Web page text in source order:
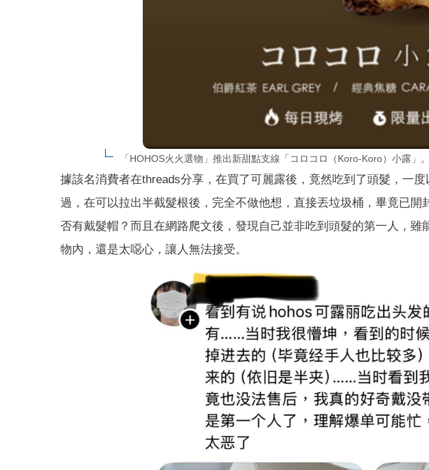
「HOHOS火火選物」推出新甜點支線「コロコロ（Koro-Koro）小露」
據該名消費者在threads分享，在買了可麗露後，竟然吃到了頭髮，一
過，在可以拉出半截髮根後，完全不做他想，直接丟垃圾桶，畢竟已
否有戴髮帽？而且在網路爬文後，發現自己並非吃到頭髮的第一人，
物內，還是太噁心，讓人無法接受。